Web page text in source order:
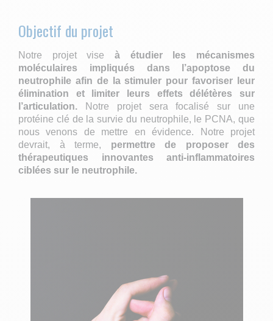
Objectif du projet
Notre projet vise à étudier les mécanismes
moléculaires impliqués dans l’apoptose du
neutrophile afin de la stimuler pour favoriser leur
élimination et limiter leurs effets délétères sur
l’articulation. Notre projet sera focalisé sur une
protéine clé de la survie du neutrophile, le PCNA, que
nous venons de mettre en évidence. Notre projet
devrait, à terme, permettre de proposer des
thérapeutiques innovantes anti-inflammatoires
ciblées sur le neutrophile.